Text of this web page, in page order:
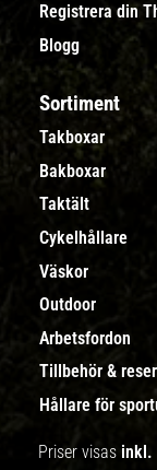
Registrera din
Blogg
Sortiment
Takboxar
Bakboxar
Taktält
Cykelhållare
Väskor
Outdoor
Arbetsfordon
Tillbehör &
Hållare för
Priser visas inkl.